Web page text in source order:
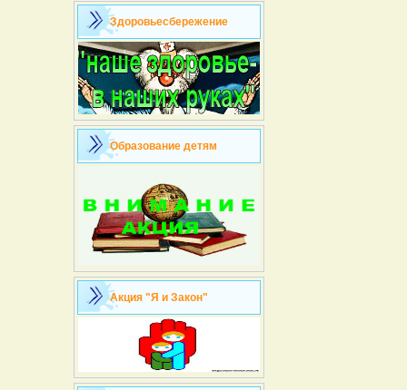
Здоровьесбережение
Образование детям
Акция "Я и Закон"